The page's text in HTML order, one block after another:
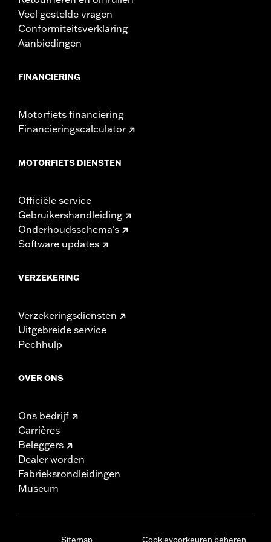
Veel gestelde vragen
Conformiteitsverklaring
Aanbiedingen
FINANCIERING
Motorfiets financiering
Financieringscalculator
MOTORFIETS DIENSTEN
Officiële service
Gebruikershandleiding
Onderhoudsschema's
Software updates
VERZEKERING
Verzekeringsdiensten
Uitgebreide service
Pechhulp
OVER ONS
Ons bedrijf
Carrières
Beleggers
Dealer worden
Fabrieksrondleidingen
Museum
Sitemap Cookievoorkeuren beheren